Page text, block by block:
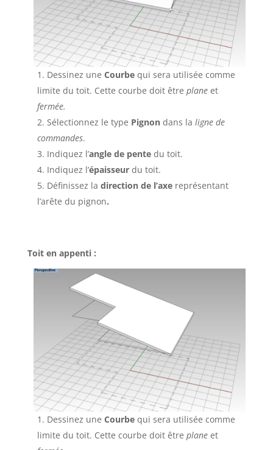
Dessinez une Courbequi sera utilisée comme
limite du toit. Cette courbe doit être planeet
fermée.
Sélectionnez le type Pignondans la ligne de
commandes.
Indiquez l’angle de pentedu toit.
Indiquez l’épaisseurdu toit.
Définissez la direction de l’axereprésentant
l’arête du pignon.
Toit en appenti :
Dessinez une Courbequi sera utilisée comme
limite du toit. Cette courbe doit être planeet